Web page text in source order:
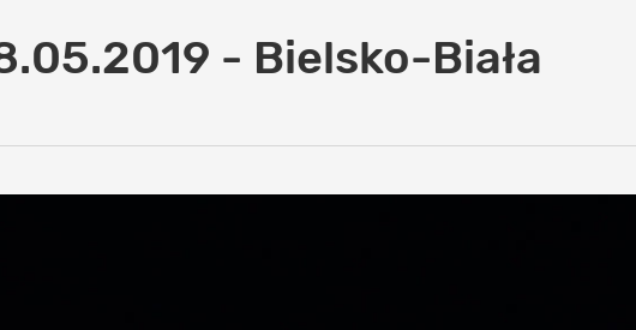
- Bielsko-Biała